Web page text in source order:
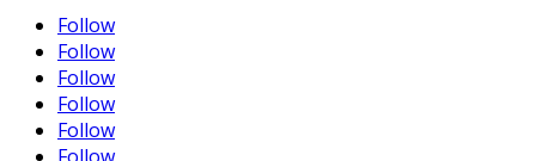
Follow
Follow
Follow
Follow
Follow